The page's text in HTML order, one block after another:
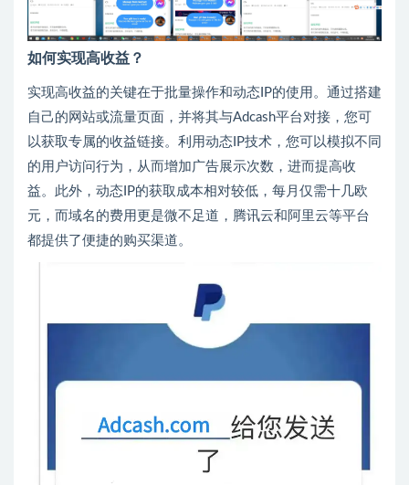
如何实现高收益？
实现高收益的关键在于批量操作和动态IP的使用。通过搭建
自己的网站或流量页面，并将其与Adcash平台对接，您可
以获取专属的收益链接。利用动态IP技术，您可以模拟不同
的用户访问行为，从而增加广告展示次数，进而提高收
益。此外，动态IP的获取成本相对较低，每月仅需十几欧
元，而域名的费用更是微不足道，腾讯云和阿里云等平台
都提供了便捷的购买渠道。